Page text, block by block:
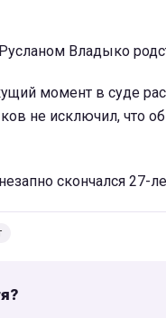
Владыко
момент в суде
не исключил, что
скончался 27-